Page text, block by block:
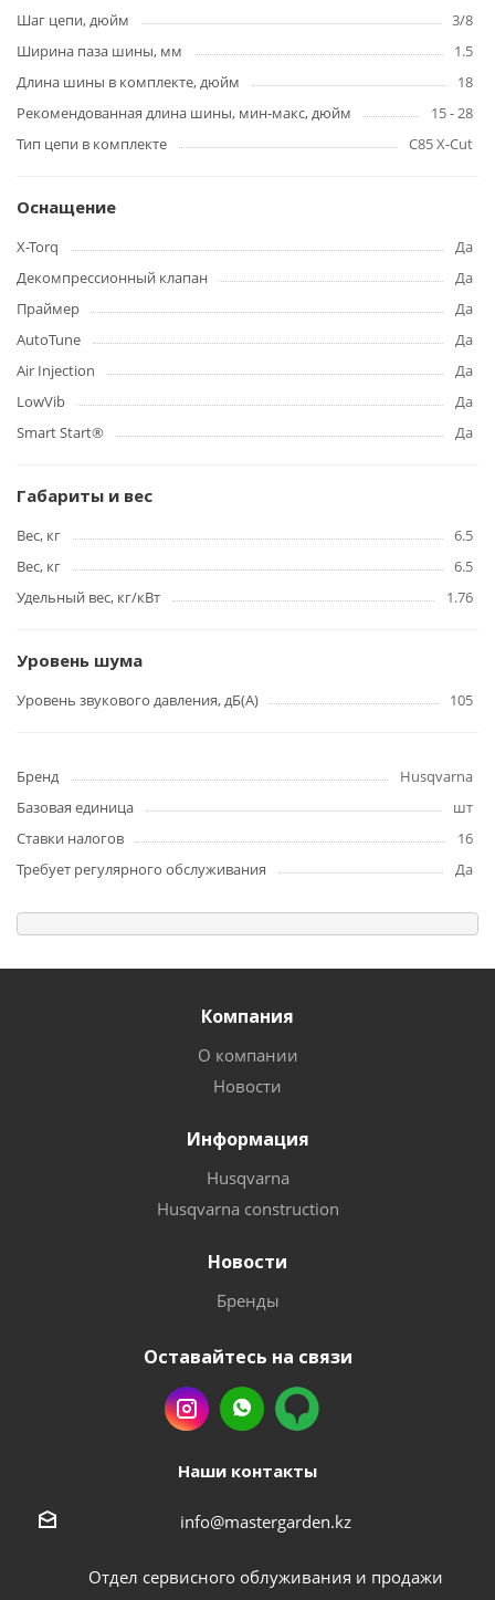
Шаг цепи, дюйм
3/8
Ширина паза шины, мм
1.5
Длина шины в комплекте, дюйм
18
Рекомендованная длина шины, мин‐макс, дюйм
15 - 28
Тип цепи в комплекте
C85 X-Cut
Оснащение
X-Torq
Да
Декомпрессионный клапан
Да
Праймер
Да
AutoTune
Да
Air Injection
Да
LowVib
Да
Smart Start®
Да
Габариты и вес
Вес, кг
6.5
Вес, кг
6.5
Удельный вес, кг/кВт
1.76
Уровень шума
Уровень звукового давления, дБ(А) 105
Бренд
Husqvarna
Базовая единица
шт
Ставки налогов
16
Требует регулярного обслуживания
Да
Компания
О компании
Новости
Информация
Husqvarna
Husqvarna construction
Новости
Бренды
Оставайтесь на связи
Наши контакты
info@mastergarden.kz
Отдел сервисного облуживания и продажи